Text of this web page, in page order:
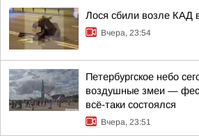
Лося сбили возле КАД
Вчера, 23:54
Петербургское небо
воздушные змеи —
всё-таки состоялся
Вчера, 23:51